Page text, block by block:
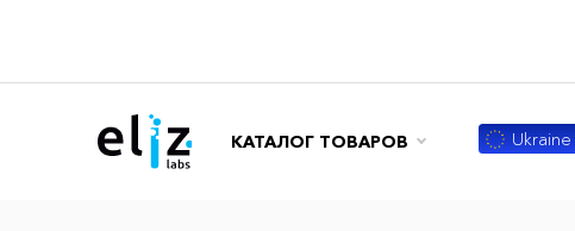
КАТАЛОГ ТОВАРОВ Ukraine